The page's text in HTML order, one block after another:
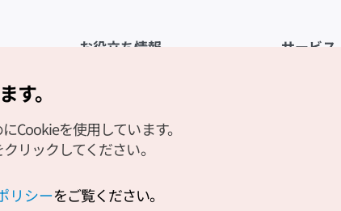
お役立ち情報
観光資料ダウンロード
デジタルブック／電子書籍
Odii
サービス
。
Cookieを使用しています。
リックしてください。
リシーをご覧ください。